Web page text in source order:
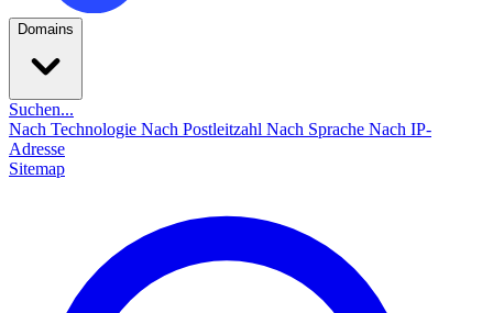
Domains
Suchen...
Nach Technologie Nach Postleitzahl Nach Sprache Nach IP-
Adresse
Sitemap